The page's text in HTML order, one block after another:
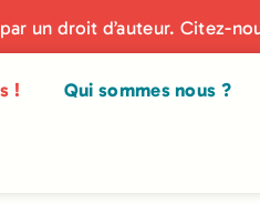
un droit d’auteur. Citez-
! Qui sommes nous ?